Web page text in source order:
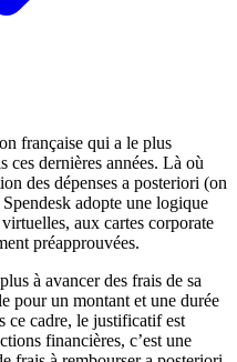
française qui a le plus
ces dernières années. Là où
des dépenses a posteriori (on
adopte une logique
aux cartes corporate
préapprouvées.
à avancer des frais de sa
pour un montant et une durée
ce cadre, le justificatif est
financières, c’est une